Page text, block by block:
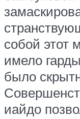
собой этот
имело
было
иайдо